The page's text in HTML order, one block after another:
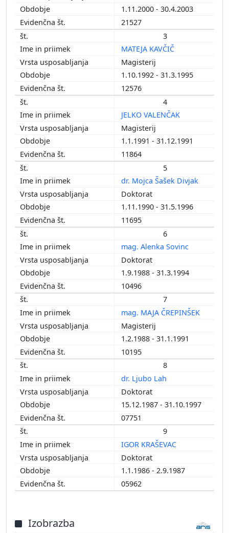
1.11.2000 - 30.4.2003
21527
3
MATEJA KAVČIČ
Magisterij
1.10.1992 - 31.3.1995
12576
4
JELKO VALENČAK
Magisterij
1.1.1991 - 31.12.1991
11864
5
dr. Mojca Šašek Divjak
Doktorat
1.11.1990 - 31.5.1996
11695
6
mag. Alenka Sovinc
Doktorat
1.9.1988 - 31.3.1994
10496
7
mag. MAJA ČREPINŠEK
Magisterij
1.2.1988 - 31.1.1991
10195
8
dr. Ljubo Lah
Doktorat
15.12.1987 - 31.10.1997
07751
9
IGOR KRAŠEVAC
Doktorat
1.1.1986 - 2.9.1987
05962
Izobrazba